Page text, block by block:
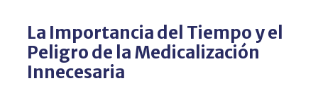
La Importancia del Tiempo y el
Peligro de la Medicalización
Innecesaria